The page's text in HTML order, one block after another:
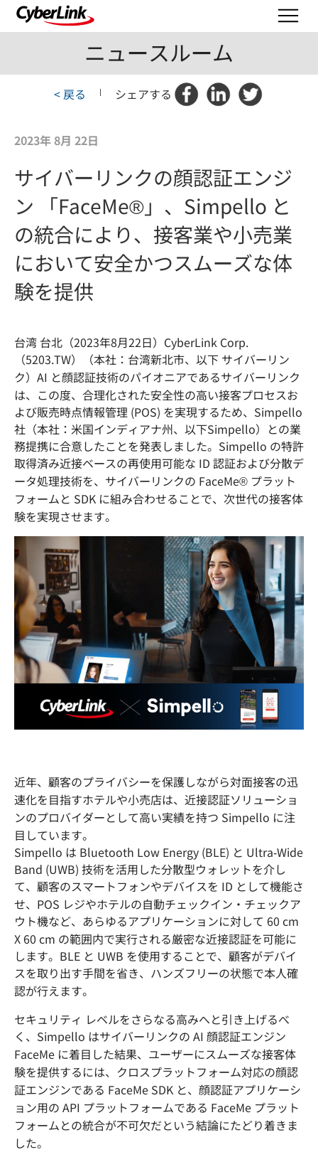
ニュースルーム
< 戻る | シェアする
2023年 8月 22日
サイバーリンクの顔認証エンジ
ン 「FaceMe®」、Simpello と
の統合により、接客業や小売業
において安全かつスムーズな体
験を提供
台湾 台北（2023年8月22日）CyberLink Corp.
（5203.TW）（本社：台湾新北市、以下 サイバーリン
ク）AI と顔認証技術のパイオニアであるサイバーリンク
は、この度、合理化された安全性の高い接客プロセスお
よび販売時点情報管理 (POS) を実現するため、Simpello
社（本社：米国インディアナ州、以下Simpello）との業
務提携に合意したことを発表しました。Simpello の特許
取得済み近接ベースの再使用可能な ID 認証および分散デ
ータ処理技術を、サイバーリンクの FaceMe® プラット
フォームと SDK に組み合わせることで、次世代の接客体
験を実現させます。
近年、顧客のプライバシーを保護しながら対面接客の迅
速化を目指すホテルや小売店は、近接認証ソリューショ
ンのプロバイダーとして高い実績を持つ Simpello に注
目しています。
Simpello は Bluetooth Low Energy (BLE) と Ultra-Wide
Band (UWB) 技術を活用した分散型ウォレットを介し
て、顧客のスマートフォンやデバイスを ID として機能さ
せ、POS レジやホテルの自動チェックイン・チェックア
ウト機など、あらゆるアプリケーションに対して 60 cm
X 60 cm の範囲内で実行される厳密な近接認証を可能に
します。BLE と UWB を使用することで、顧客がデバイ
スを取り出す手間を省き、ハンズフリーの状態で本人確
認が行えます。
セキュリティ レベルをさらなる高みへと引き上げるべ
く、Simpello はサイバーリンクの AI 顔認証エンジン
FaceMe に着目した結果、ユーザーにスムーズな接客体
験を提供するには、クロスプラットフォーム対応の顔認
証エンジンである FaceMe SDK と、顔認証アプリケーシ
ョン用の API プラットフォームである FaceMe プラット
フォームとの統合が不可欠だという結論にたどり着きま
した。